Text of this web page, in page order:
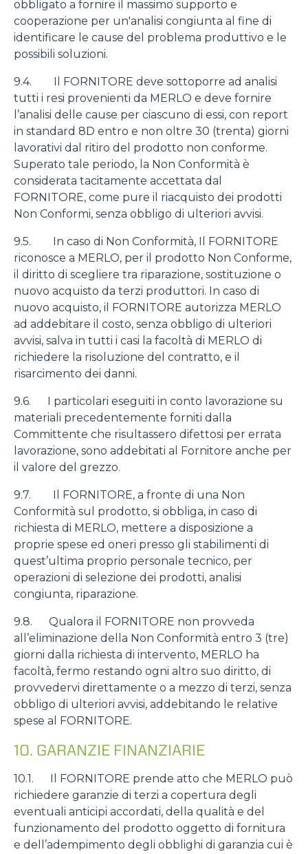
obbligato a fornire il massimo supporto e
cooperazione per un'analisi congiunta al fine di
identificare le cause del problema produttivo e le
possibili soluzioni.
9.4. Il FORNITORE deve sottoporre ad analisi
tutti i resi provenienti da MERLO e deve fornire
l’analisi delle cause per ciascuno di essi, con report
in standard 8D entro e non oltre 30 (trenta) giorni
lavorativi dal ritiro del prodotto non conforme.
Superato tale periodo, la Non Conformità è
considerata tacitamente accettata dal
FORNITORE, come pure il riacquisto dei prodotti
Non Conformi, senza obbligo di ulteriori avvisi.
9.5. In caso di Non Conformità, Il FORNITORE
riconosce a MERLO, per il prodotto Non Conforme,
il diritto di scegliere tra riparazione, sostituzione o
nuovo acquisto da terzi produttori. In caso di
nuovo acquisto, il FORNITORE autorizza MERLO
ad addebitare il costo, senza obbligo di ulteriori
avvisi, salva in tutti i casi la facoltà di MERLO di
richiedere la risoluzione del contratto, e il
risarcimento dei danni.
9.6. I particolari eseguiti in conto lavorazione su
materiali precedentemente forniti dalla
Committente che risultassero difettosi per errata
lavorazione, sono addebitati al Fornitore anche per
il valore del grezzo.
9.7. Il FORNITORE, a fronte di una Non
Conformità sul prodotto, si obbliga, in caso di
richiesta di MERLO, mettere a disposizione a
proprie spese ed oneri presso gli stabilimenti di
quest’ultima proprio personale tecnico, per
operazioni di selezione dei prodotti, analisi
congiunta, riparazione.
9.8. Qualora il FORNITORE non provveda
all’eliminazione della Non Conformità entro 3 (tre)
giorni dalla richiesta di intervento, MERLO ha
facoltà, fermo restando ogni altro suo diritto, di
provvedervi direttamente o a mezzo di terzi, senza
obbligo di ulteriori avvisi, addebitando le relative
spese al FORNITORE.
10. GARANZIE FINANZIARIE
10.1. Il FORNITORE prende atto che MERLO può
richiedere garanzie di terzi a copertura degli
eventuali anticipi accordati, della qualità e del
funzionamento del prodotto oggetto di fornitura
e dell’adempimento degli obblighi di garanzia cui è